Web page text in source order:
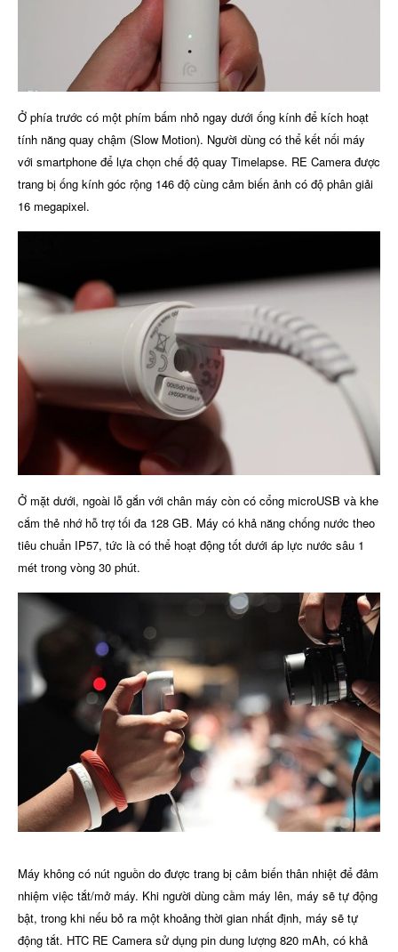
Ở phía trước có một phím bấm nhỏ ngay dưới ống kính để kích hoạt
tính năng quay chậm (Slow Motion). Người dùng có thể kết nối máy
với smartphone để lựa chọn chế độ quay Timelapse. RE Camera được
trang bị ống kính góc rộng 146 độ cùng cảm biến ảnh có độ phân giải
16 megapixel.
Ở mặt dưới, ngoài lỗ gắn với chân máy còn có cổng microUSB và khe
cắm thẻ nhớ hỗ trợ tối đa 128 GB. Máy có khả năng chống nước theo
tiêu chuẩn IP57, tức là có thể hoạt động tốt dưới áp lực nước sâu 1
mét trong vòng 30 phút.
Máy không có nút nguồn do được trang bị cảm biến thân nhiệt để đảm
nhiệm việc tắt/mở máy. Khi người dùng cầm máy lên, máy sẽ tự động
bật, trong khi nếu bỏ ra một khoảng thời gian nhất định, máy sẽ tự
động tắt. HTC RE Camera sử dụng pin dung lượng 820 mAh, có khả